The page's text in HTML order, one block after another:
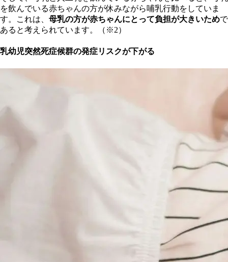
を飲んでいる赤ちゃんの方が休みながら哺乳行動をしていま
す。これは、 母乳の方が赤ちゃんにとって負担が大きいためで
あると考えられています。（※2）
乳幼児突然死症候群の発症リスクが下がる